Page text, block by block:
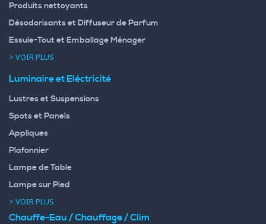
Produits nettoyants
Désodorisants et Diffuseur de Parfum
Essuie-Tout et Emballage Ménager
> VOIR PLUS
Luminaire et Eléctricité
Lustres et Suspensions
Spots et Panels
Appliques
Plafonnier
Lampe de Table
Lampe sur Pied
> VOIR PLUS
Chauffe-Eau / Chauffage / Clim